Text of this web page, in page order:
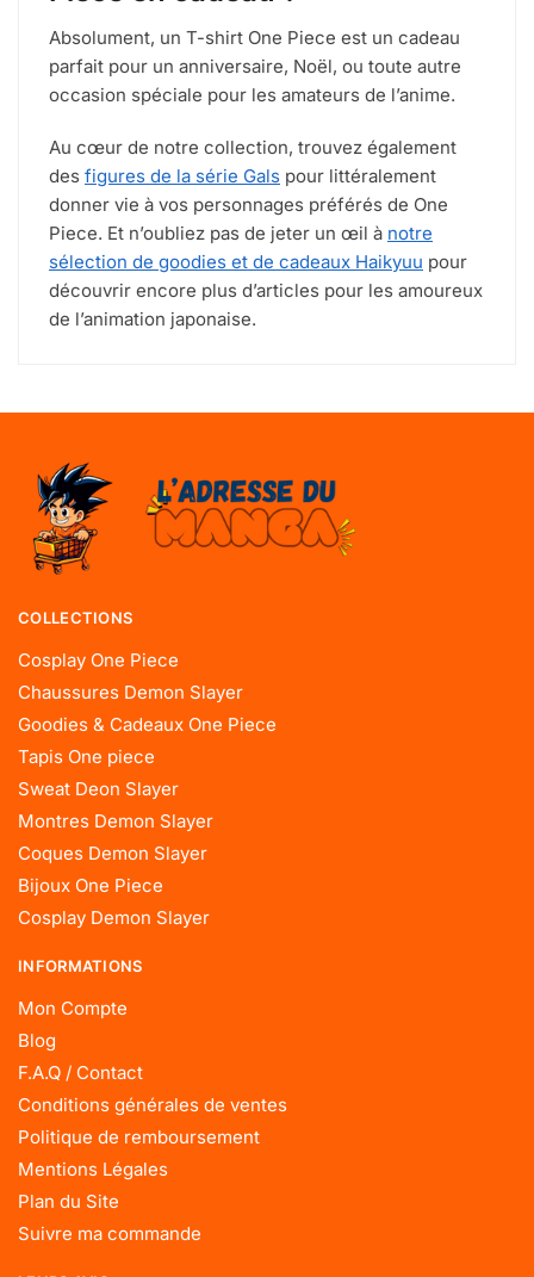
Absolument, un T-shirt One Piece est un cadeau
parfait pour un anniversaire, Noël, ou toute autre
occasion spéciale pour les amateurs de l’anime.
Au cœur de notre collection, trouvez également
des figures de la série Gals pour littéralement
donner vie à vos personnages préférés de One
Piece. Et n’oubliez pas de jeter un œil à notre
sélection de goodies et de cadeaux Haikyuu pour
découvrir encore plus d’articles pour les amoureux
de l’animation japonaise.
COLLECTIONS
Cosplay One Piece
Chaussures Demon Slayer
Goodies & Cadeaux One Piece
Tapis One piece
Sweat Deon Slayer
Montres Demon Slayer
Coques Demon Slayer
Bijoux One Piece
Cosplay Demon Slayer
INFORMATIONS
Mon Compte
Blog
F.A.Q / Contact
Conditions générales de ventes
Politique de remboursement
Mentions Légales
Plan du Site
Suivre ma commande